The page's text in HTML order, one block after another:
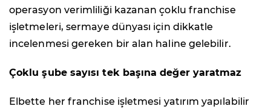
operasyon verimliliği kazanan çoklu franchise
işletmeleri, sermaye dünyası için dikkatle
incelenmesi gereken bir alan haline gelebilir.
Çoklu şube sayısı tek başına değer yaratmaz
Elbette her franchise işletmesi yatırım yapılabilir